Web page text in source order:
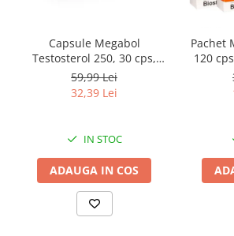
Capsule Megabol
Testosterol 250, 30 cps,
puternic anabolizant
natural, creste nivelul de
59,99 Lei
32,39 Lei
IN STOC
ADAUGA IN COS
Pachet
120